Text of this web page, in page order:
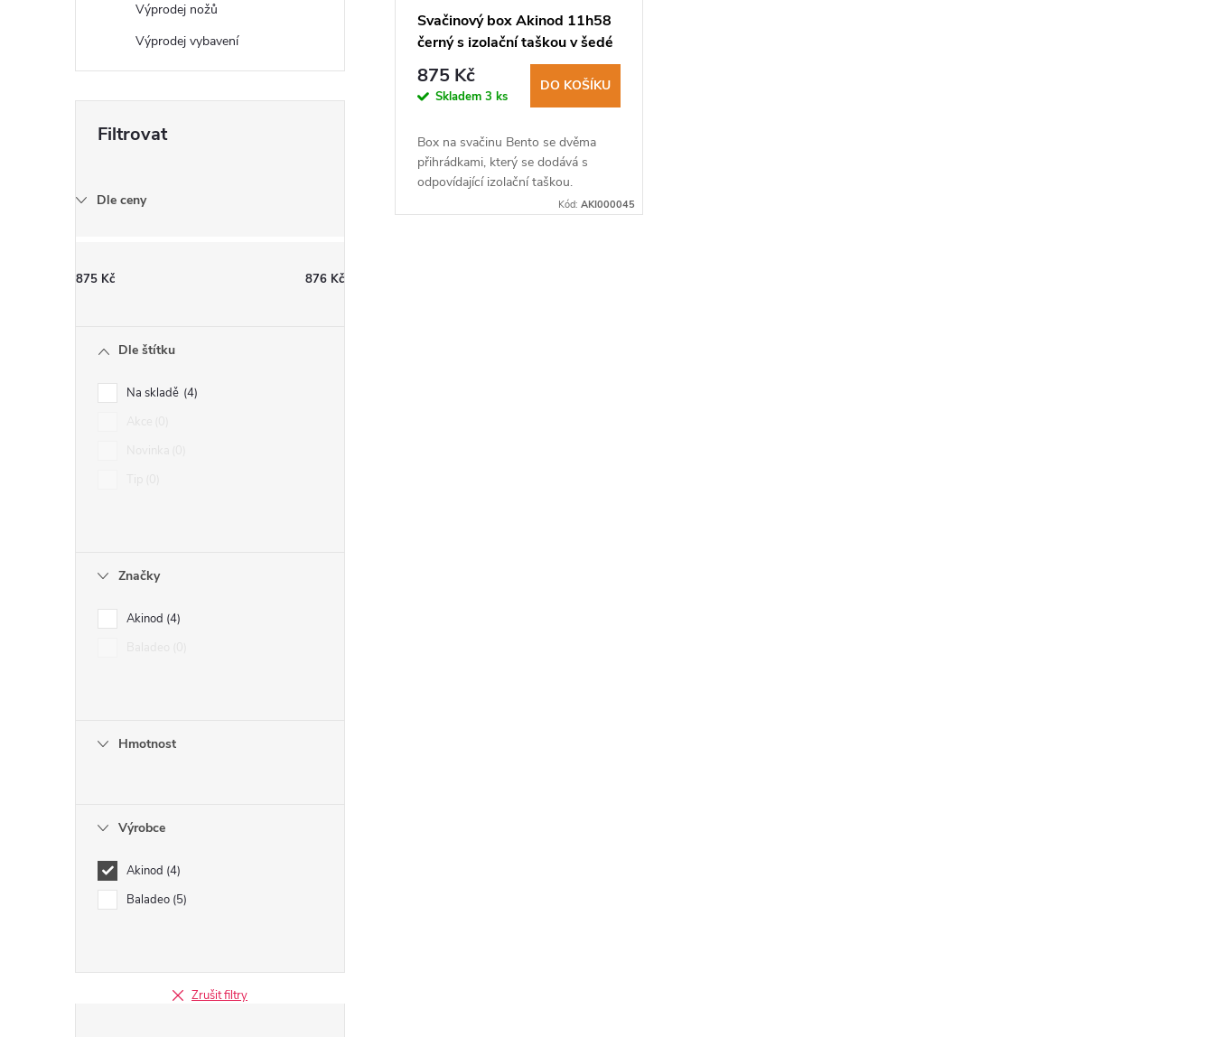
Výprodej nožů
Výprodej vybavení
Dle ceny
875 Kč 876 Kč
Dle štítku
Na skladě 4
Značky
Akinod 4
Hmotnost
Výrobce
Akinod 4
Baladeo 5
Zrušit filtry
Svačinový box Akinod 11h58
černý s izolační taškou v šedé
melírové barvě
875 Kč
Skladem 3 ks
DO KOŠÍKU
Box na svačinu Bento se dvěma
přihrádkami, který se dodává s
odpovídající izolační taškou.
Součástí je i boční kapsa na zip pro
Kód:AKI000045